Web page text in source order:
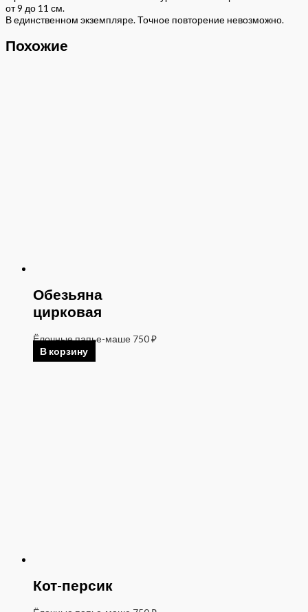
от 9 до 11 см.
В единственном экземпляре. Точное повторение невозможно.
Похожие
Обезьяна
цирковая
Ёлочные папье-маше 750₽
В корзину
Кот-персик